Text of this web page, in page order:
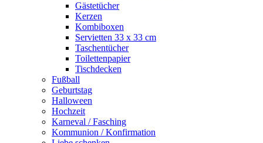
Gästetücher
Kerzen
Kombiboxen
Servietten 33 x 33 cm
Taschentücher
Toilettenpapier
Tischdecken
Fußball
Geburtstag
Halloween
Hochzeit
Karneval / Fasching
Kommunion / Konfirmation